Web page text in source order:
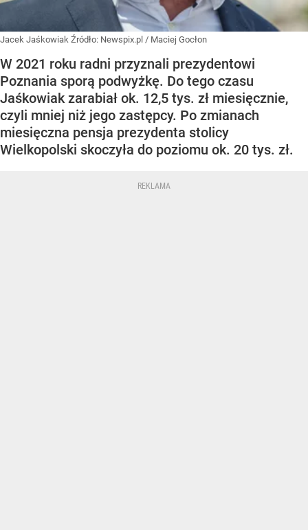
Jacek Jaśkowiak Źródło: Newspix.pl / Maciej Gocłon
W 2021 roku radni przyznali prezydentowi
Poznania sporą podwyżkę. Do tego czasu
Jaśkowiak zarabiał ok. 12,5 tys. zł miesięcznie,
czyli mniej niż jego zastępcy. Po zmianach
miesięczna pensja prezydenta stolicy
Wielkopolski skoczyła do poziomu ok. 20 tys. zł.